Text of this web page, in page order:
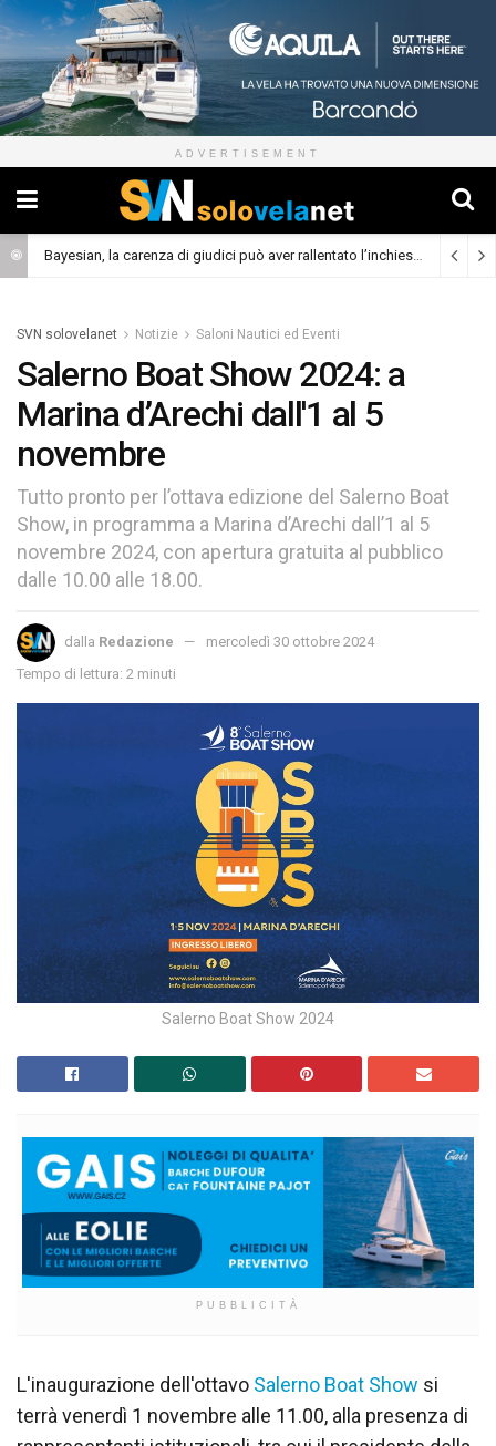
ADVERTISEMENT
Bayesian, la carenza di giudici può aver rallentato l’inchiesta (Cronaca)
SVN solovelanet Notizie Saloni Nautici ed Eventi
Salerno Boat Show 2024: a
Marina d’Arechi dall'1 al 5
novembre
Tutto pronto per l’ottava edizione del Salerno Boat
Show, in programma a Marina d’Arechi dall’1 al 5
novembre 2024, con apertura gratuita al pubblico
dalle 10.00 alle 18.00.
dalla Redazione
mercoledì 30 ottobre 2024
Tempo di lettura: 2 minuti
Salerno Boat Show 2024
PUBBLICITÀ
L'inaugurazione dell'ottavo Salerno Boat Show si
terrà venerdì 1 novembre alle 11.00, alla presenza di